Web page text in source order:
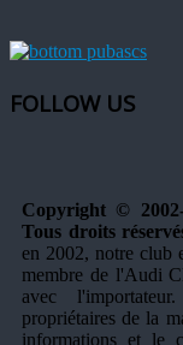
FOLLOW US
Copyright ©
Tous droits
en 2002, notre club
membre de l'Audi
avec
propriétaires de la
informations et le